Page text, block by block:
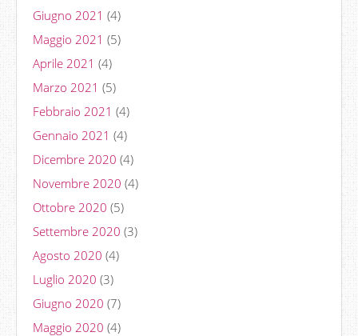
Giugno 2021 (4)
Maggio 2021 (5)
Aprile 2021 (4)
Marzo 2021 (5)
Febbraio 2021 (4)
Gennaio 2021 (4)
Dicembre 2020 (4)
Novembre 2020 (4)
Ottobre 2020 (5)
Settembre 2020 (3)
Agosto 2020 (4)
Luglio 2020 (3)
Giugno 2020 (7)
Maggio 2020 (4)